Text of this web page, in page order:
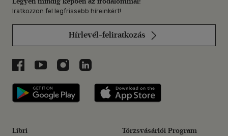
Iratkozzon fel legfrissebb híreinkért!
Hírlevél-feliratkozás
Libri a Facebookon
Libri a Youtube-on
Libri az Instagramon
Libri a LinkedInen
Libri applikáció Szerezd meg: Google
Libri Törzsvásárlói Program